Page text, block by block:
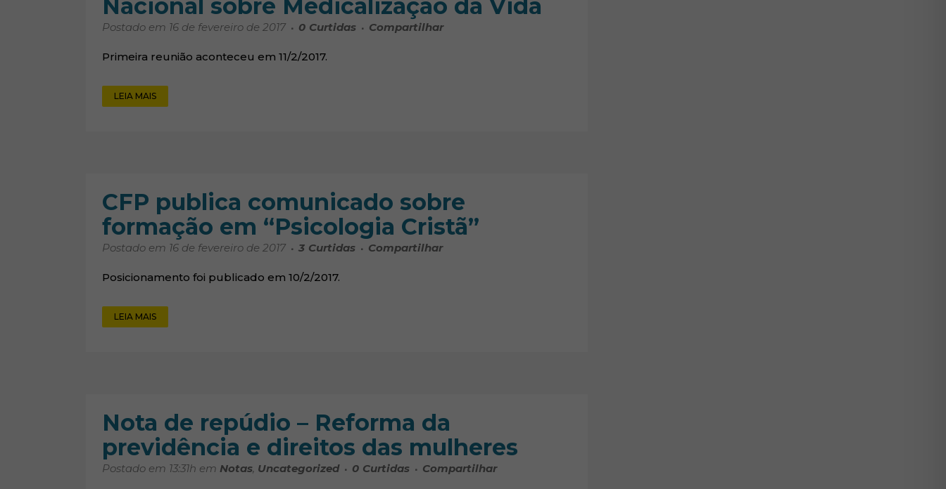
Nacional sobre Medicalização da Vida
Postado em 16 de fevereiro de 2017 0 Curtidas Compartilhar
Primeira reunião aconteceu em 11/2/2017.
LEIA MAIS
CFP publica comunicado sobre
formação em “Psicologia Cristã”
Postado em 16 de fevereiro de 2017 3 Curtidas Compartilhar
Posicionamento foi publicado em 10/2/2017.
LEIA MAIS
Nota de repúdio – Reforma da
previdência e direitos das mulheres
Postado em 13:31h em Notas, Uncategorized 0 Curtidas Compartilhar